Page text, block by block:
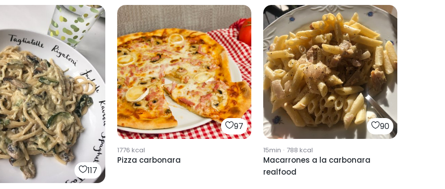
117
97
1776 kcal
Pizza carbonara
90
15min · 788 kcal
Macarrones a la carbonara
realfood